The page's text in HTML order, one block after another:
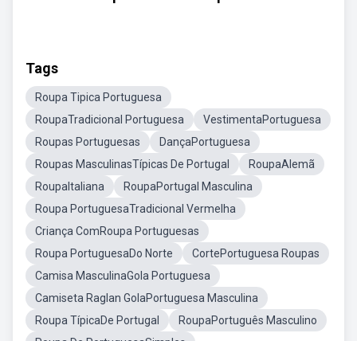
Tags
Roupa Tipica Portuguesa
RoupaTradicional Portuguesa
VestimentaPortuguesa
Roupas Portuguesas
DançaPortuguesa
Roupas MasculinasTípicas De Portugal
RoupaAlemã
RoupaItaliana
RoupaPortugal Masculina
Roupa PortuguesaTradicional Vermelha
Criança ComRoupa Portuguesas
Roupa PortuguesaDo Norte
CortePortuguesa Roupas
Camisa MasculinaGola Portuguesa
Camiseta Raglan GolaPortuguesa Masculina
Roupa TípicaDe Portugal
RoupaPortuguês Masculino